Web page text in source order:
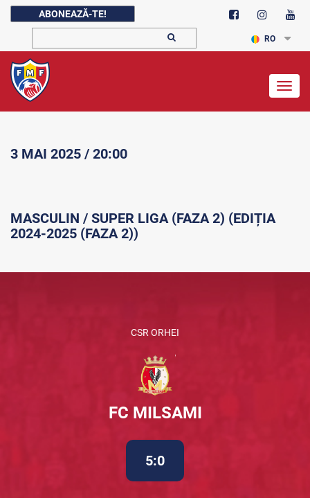
ABONEAZĂ-TE!
RO
3 MAI 2025 / 20:00
MASCULIN / SUPER LIGA (FAZA 2) (EDIȚIA
2024-2025 (FAZA 2))
CSR ORHEI
FC MILSAMI
5:0